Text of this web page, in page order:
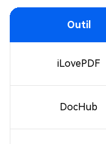
Outil
iLovePDF
DocHub